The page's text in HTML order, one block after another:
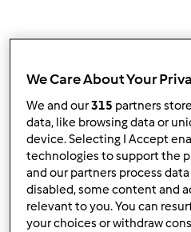
Zaloguj
ElaK (niezweryfikowany)
We Care About Your
We and our315 partners
data, like browsing data or
device. Selecting I Accept
technologies to support the
and our partners process
disabled, some content and
relevant to you. You can
your choices or withdraw